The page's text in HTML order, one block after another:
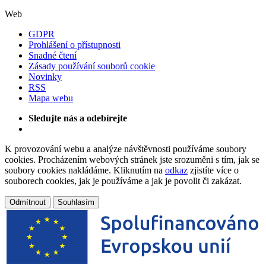
Web
GDPR
Prohlášení o přístupnosti
Snadné čtení
Zásady používání souborů cookie
Novinky
RSS
Mapa webu
Sledujte nás a odebírejte
K provozování webu a analýze návštěvnosti používáme soubory
cookies. Procházením webových stránek jste srozuměni s tím, jak se
soubory cookies nakládáme. Kliknutím na odkaz zjistíte více o
souborech cookies, jak je používáme a jak je povolit či zakázat.
Odmítnout Souhlasím